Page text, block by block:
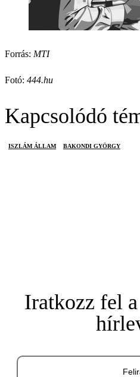
Forrás: MTI
Fotó: 444.hu
Kapcsolódó
ISZLÁM ÁLLAM BAKONDI GYÖRGY
Iratkozz fel